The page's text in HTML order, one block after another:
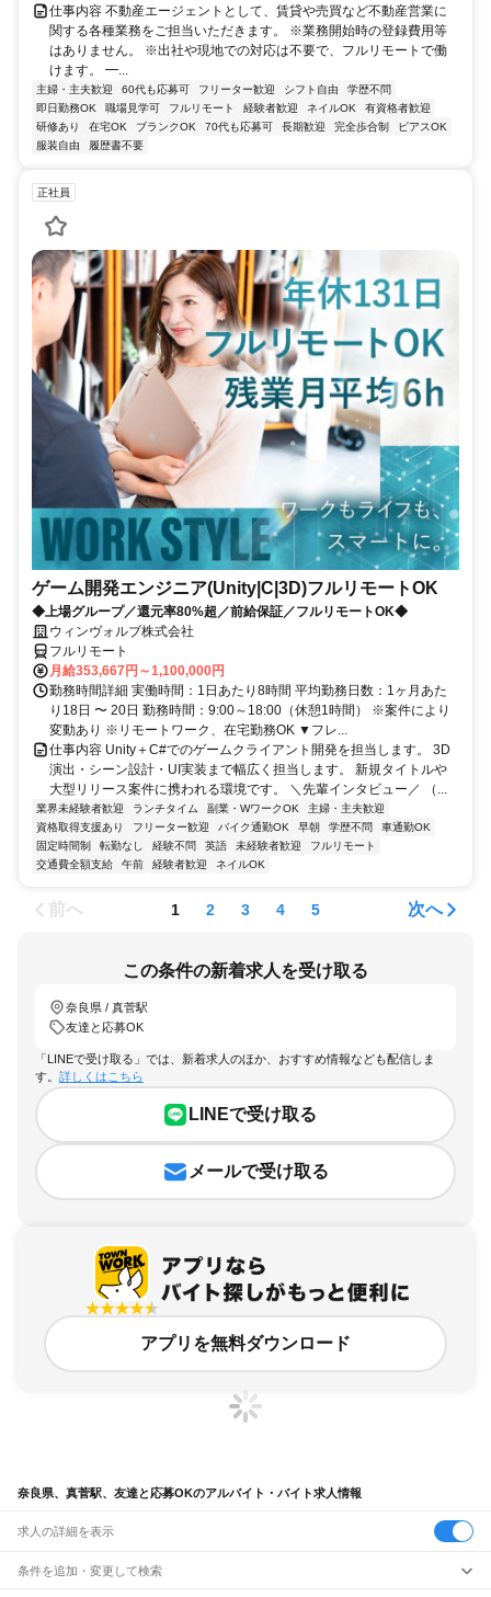
仕事内容 不動産エージェントとして、賃貸や売買など不動産営業に
関する各種業務をご担当いただきます。 ※業務開始時の登録費用等
はありません。 ※出社や現地での対応は不要で、フルリモートで働
けます。 ━...
主婦・主夫歓迎 60代も応募可 フリーター歓迎 シフト自由
学歴不問
即日勤務OK
職場見学可 フルリモート 経験者歓迎 ネイルOK
有資格者歓迎
研修あり
在宅OK ブランクOK 70代も応募可 長期歓迎 完全歩合制
ピアスOK
服装自由
履歴書不要
正社員
ゲーム開発エンジニア(Unity|C|3D)フルリモートOK
◆上場グループ／還元率80%超／前給保証／フルリモートOK◆
ウィンヴォルブ株式会社
フルリモート
月給353,667円～1,100,000円
勤務時間詳細 実働時間：1日あたり8時間 平均勤務日数：1ヶ月あた
り18日 〜 20日 勤務時間：9:00～18:00（休憩1時間） ※案件により
変動あり ※リモートワーク、在宅勤務OK ▼フレ...
仕事内容 Unity＋C#でのゲームクライアント開発を担当します。 3D
演出・シーン設計・UI実装まで幅広く担当します。 新規タイトルや
大型リリース案件に携われる環境です。 ＼先輩インタビュー／ （...
業界未経験者歓迎 ランチタイム 副業・WワークOK
主婦・主夫歓迎
資格取得支援あり
フリーター歓迎 バイク通勤OK 早朝 学歴不問
車通勤OK
固定時間制
転勤なし 経験不問 英語 未経験者歓迎
フルリモート
交通費全額支給
午前 経験者歓迎 ネイルOK
前へ 1 2 3 4 5 次へ
この条件の新着求人を受け取る
奈良県 / 真菅駅
友達と応募OK
「LINEで受け取る」では、新着求人のほか、おすすめ情報なども配信しま
す。 詳しくはこちら
LINEで受け取る
メールで受け取る
アプリを無料ダウンロード
奈良県、真菅駅、友達と応募OKのアルバイト・バイト求人情報
求人の詳細を表示
条件を追加・変更して検索